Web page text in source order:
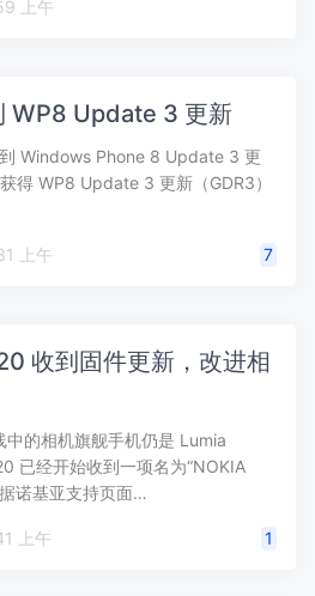
月 20 日, 8:59 上午
WP8 Update 3 更新
Windows Phone 8 Update 3 更
得 WP8 Update 3 更新（GDR3）
月 29 日, 9:31 上午 7
收到固件更新，改进相
中的相机旗舰手机仍是 Lumia
已经开始收到一项名为“NOKIA
诺基亚支持页面…
月 29 日, 7:41 上午 1